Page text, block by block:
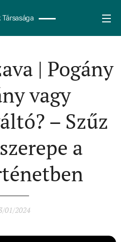
Társasága
| Pogány
vagy
– Szűz
a
01/2024